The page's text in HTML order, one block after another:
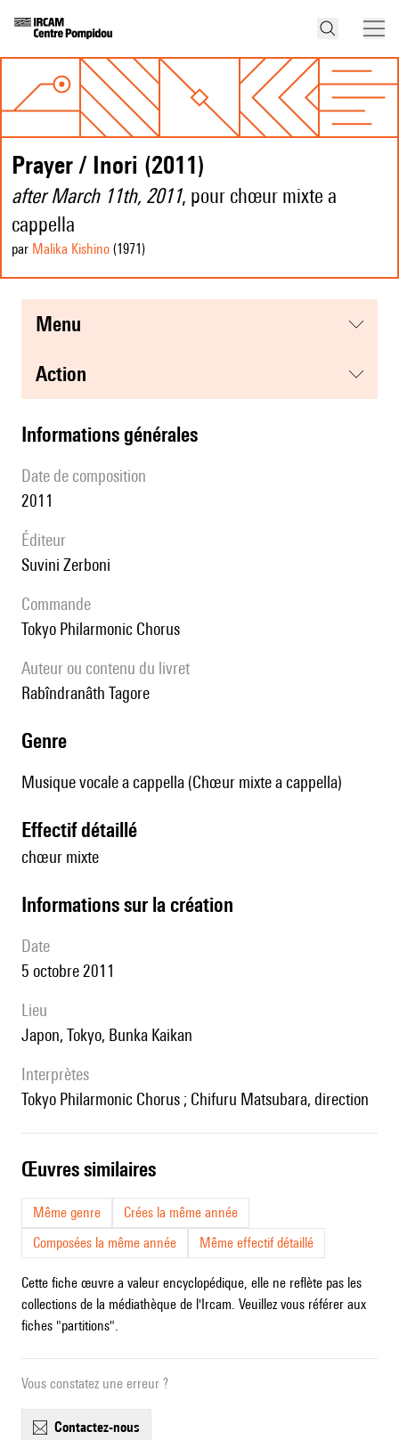
Prayer / Inori (2011)
after March 11th, 2011, pour chœur mixte a
cappella
par Malika Kishino (1971 )
menu
action
informations générales
date de composition
2011
éditeur
Suvini Zerboni
Commande
Tokyo Philarmonic Chorus
Auteur ou contenu du livret
Rabîndranâth Tagore
genre
Musique vocale a cappella (Chœur mixte a cappella)
effectif détaillé
chœur mixte
informations sur la création
date
5 octobre 2011
lieu
Japon, Tokyo, Bunka Kaikan
interprètes
Tokyo Philarmonic Chorus ; Chifuru Matsubara, direction
œuvres similaires
Même genre
Crées la même année
Composées la même année
Même effectif détaillé
Cette fiche œuvre a valeur encyclopédique, elle ne reflète pas les
collections de la médiathèque de l'Ircam. Veuillez vous référer aux
fiches "partitions".
Vous constatez une erreur ?
contactez-nous